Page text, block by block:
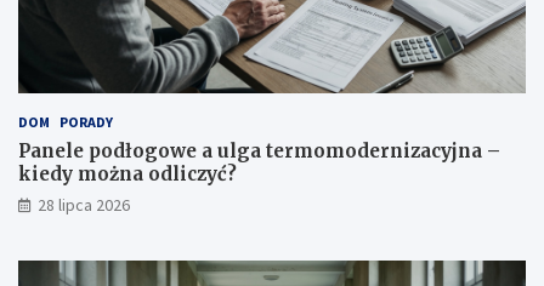
DOM PORADY
Panele podłogowe a ulga termomodernizacyjna –
kiedy można odliczyć?
28 lipca 2026